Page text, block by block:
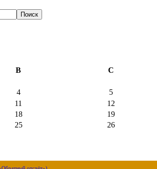
В С
4 5
11 12
18 19
25 26